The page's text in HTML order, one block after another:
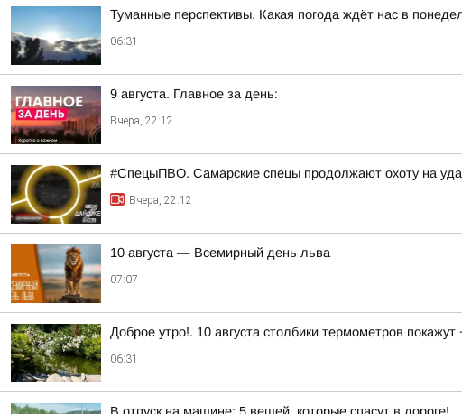
Туманные перспективы. Какая погода ждёт нас в
06:31
9 августа. Главное за день:
Вчера, 22:12
#СпецыПВО. Самарские спецы продолжают охоту на
Вчера, 22:12
10 августа — Всемирный день льва
07:07
Доброе утро!. 10 августа столбики термометров
06:31